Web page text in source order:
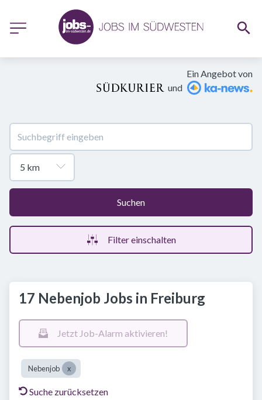
Ein Angebot von
und
Suchen
Filter einschalten
17 Nebenjob Jobs in Freiburg
Jetzt Job-Alarm aktivieren!
Nebenjob
Suche zurücksetzen